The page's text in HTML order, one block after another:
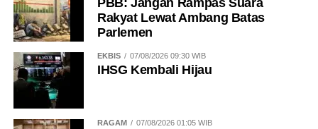
PBB: Jangan Rampas Suara
Rakyat Lewat Ambang Batas
Parlemen
EKBIS 07/08/2026 09:30 WIB
IHSG Kembali Hijau
RAGAM 07/08/2026 01:05 WIB